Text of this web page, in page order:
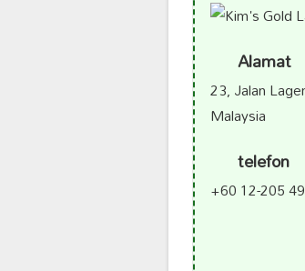
Alamat
23, Jalan
Malaysia
telefon
+60 12-205